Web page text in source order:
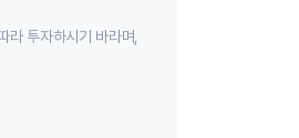
투자하시기 바라며,